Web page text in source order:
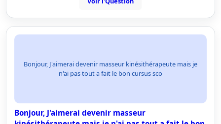
Bonjour, J'aimerai devenir masseur kinésithérapeute mais je
n'ai pas tout a fait le bon cursus sco
Bonjour, J'aimerai devenir masseur